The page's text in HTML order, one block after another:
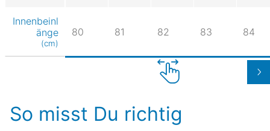
Innenbeinl
änge
(cm)
80 81 82 83 84
So misst Du richtig